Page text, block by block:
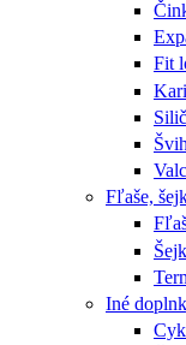
Fit
Fľaše,
Iné